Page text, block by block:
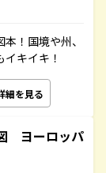
！国境や州、
キイキ！
細を見る
ヨーロッパ